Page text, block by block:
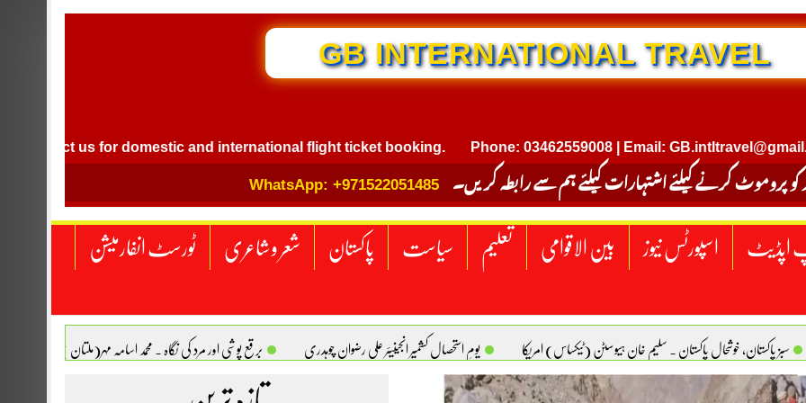
GB INTERNATIONAL TRAVEL
us for domestic and international flight ticket booking. Phone: 03462559008 | Email: GB.intltravel@gmail.com
کو پروموٹ کرنے کیلئے اشتہارات کیلئے ہم سے رابطہ کریں۔ WhatsApp: +971522051485
اپڈیٹ اسپورٹس نیوز بین الاقوامی تعلیم سیاست پاکستان شعر و شاعری ٹورسٹ انفارمیشن
سبز پاکستان، خوشحال پاکستان . سلیم خان ہیوسٹن (ٹیکساس) امریکا یومِ استحصالِ کشمیر انجینیئر علی رضوان چوہدری برقع پوشی اور مرد کی نگاہ . محمد اسامہ مہر(ملتان )
کی اصل پہچان. یاسر دانیال صابری